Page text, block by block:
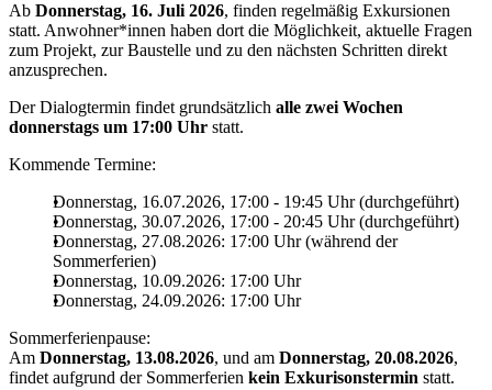
Ab Donnerstag, 16. Juli 2026, finden regelmäßig Exkursionen
statt. Anwohner*innen haben dort die Möglichkeit, aktuelle Fragen
zum Projekt, zur Baustelle und zu den nächsten Schritten direkt
anzusprechen.
Der Dialogtermin findet grundsätzlich alle zwei Wochen
donnerstags um 17:00 Uhr statt.
Kommende Termine:
Donnerstag, 16.07.2026, 17:00 - 19:45 Uhr (durchgeführt)
Donnerstag, 30.07.2026, 17:00 - 20:45 Uhr (durchgeführt)
Donnerstag, 27.08.2026: 17:00 Uhr (während der
Sommerferien)
Donnerstag, 10.09.2026: 17:00 Uhr
Donnerstag, 24.09.2026: 17:00 Uhr
Sommerferienpause:
Am Donnerstag, 13.08.2026, und am Donnerstag, 20.08.2026,
findet aufgrund der Sommerferien kein Exkurisonstermin statt.